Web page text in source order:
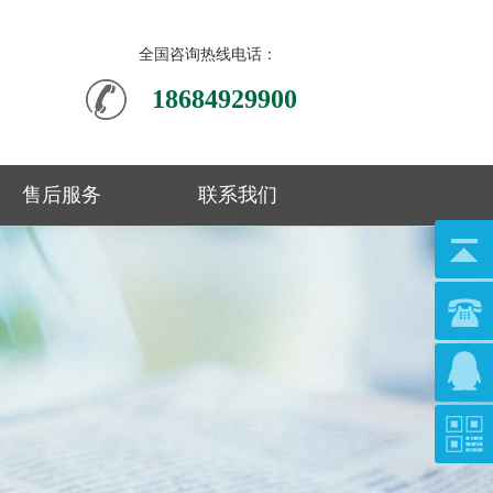
全国咨询热线电话：
18684929900
售后服务 联系我们